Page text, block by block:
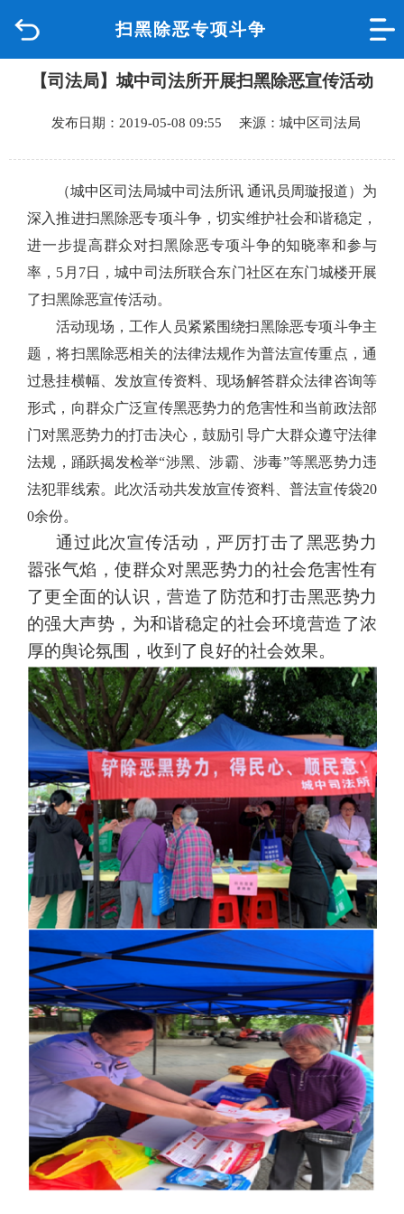
扫黑除恶专项斗争
品质城中
新闻中心
政府信息公开
互动回应
数据专题
【司法局】城中司法所开展扫黑除恶宣传活动
发布日期：2019-05-08 09:55 来源：城中区司法局
（城中区司法局城中司法所讯 通讯员周璇报道）为
深入推进扫黑除恶专项斗争，切实维护社会和谐稳定，
进一步提高群众对扫黑除恶专项斗争的知晓率和参与
率， 5 月 7日，城中司法所联合东门社区在东门城楼开展
了扫黑除恶宣传活动。
活动现场，工作人员紧紧围绕扫黑除恶专项斗争主
题，将扫黑除恶相关的法律法规作为普法宣传重点，通
过悬挂横幅、发放宣传资料、现场解答群众法律咨询等
形式，向群众广泛宣传黑恶势力的危害性和当前政法部
门对黑恶势力的打击决心，鼓励引导广大群众遵守法律
法规，踊跃揭发检举“涉黑、涉霸、涉毒”等黑恶势力违
法犯罪线索。此次活动共发放宣传资料、普法宣传袋20
0余份。
通过此次宣传活动，严厉打击了黑恶势力
嚣张气焰，使群众对黑恶势力的社会危害性有
了更全面的认识，营造了防范和打击黑恶势力
的强大声势，为和谐稳定的社会环境营造了浓
厚的舆论氛围，收到了良好的社会效果。